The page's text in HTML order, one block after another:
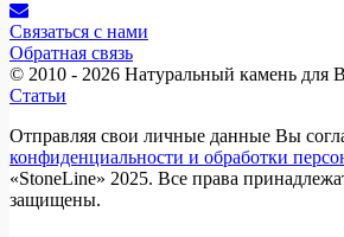
Связаться с нами
Обратная связь
© 2010 - 2026 Натуральный камень для
Статьи
Отправляя свои личные данные Вы
конфиденциальности и обработки
«StoneLine» 2025. Все права
защищены.